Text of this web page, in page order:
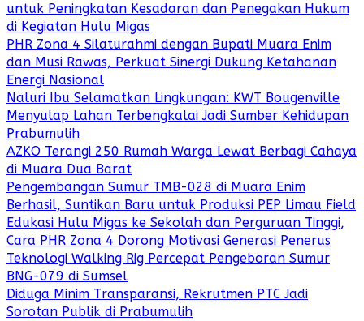
untuk Peningkatan Kesadaran dan Penegakan Hukum
di Kegiatan Hulu Migas
PHR Zona 4 Silaturahmi dengan Bupati Muara Enim
dan Musi Rawas, Perkuat Sinergi Dukung Ketahanan
Energi Nasional
Naluri Ibu Selamatkan Lingkungan: KWT Bougenville
Menyulap Lahan Terbengkalai Jadi Sumber Kehidupan
Prabumulih
AZKO Terangi 250 Rumah Warga Lewat Berbagi Cahaya
di Muara Dua Barat
Pengembangan Sumur TMB-028 di Muara Enim
Berhasil, Suntikan Baru untuk Produksi PEP Limau Field
Edukasi Hulu Migas ke Sekolah dan Perguruan Tinggi,
Cara PHR Zona 4 Dorong Motivasi Generasi Penerus
Teknologi Walking Rig Percepat Pengeboran Sumur
BNG-079 di Sumsel
Diduga Minim Transparansi, Rekrutmen PTC Jadi
Sorotan Publik di Prabumulih